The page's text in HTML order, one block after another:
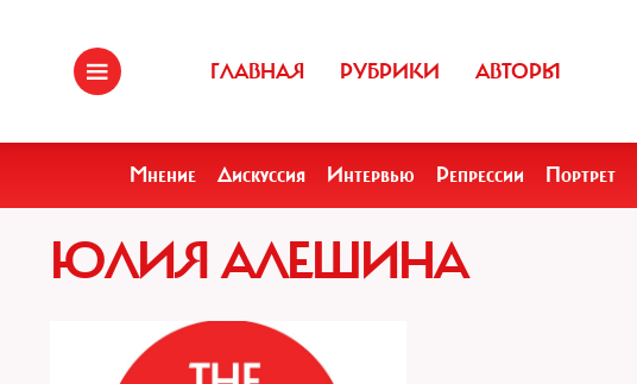
ГЛАВНАЯ РУБРИКИ АВТОРЫ
Мнение Дискуссия Интервью Репрессии Портрет
ЮЛИЯ АЛЕШИНА